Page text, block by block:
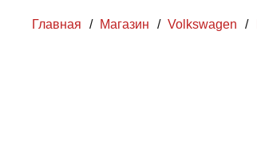
Главная / Магазин / Volkswagen /